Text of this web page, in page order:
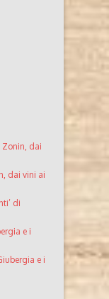
Zonin, dai
dai vini ai
di
e i
e i